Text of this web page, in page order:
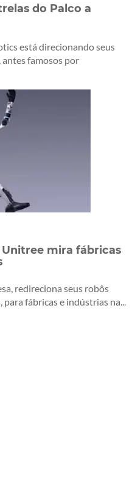
do Palco a
está direcionando seus
famosos por
Unitree mira fábricas
redireciona seus robôs
fábricas e indústrias na...